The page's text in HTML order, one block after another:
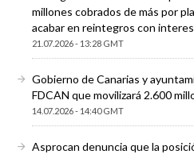
millones cobrados de más por
acabar en reintegros con
21.07.2026 - 13:28 GMT
Gobierno de Canarias y
FDCAN que movilizará 2.600
14.07.2026 - 14:40 GMT
Asprocan denuncia que la